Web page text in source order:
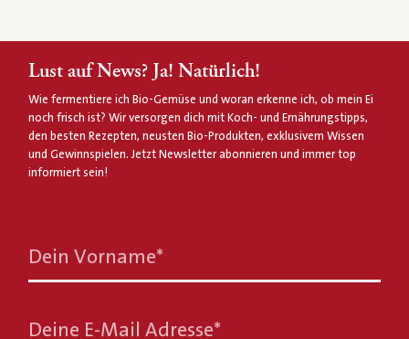
Lust auf News? Ja! Natürlich!
Wie fermentiere ich Bio-Gemüse und woran erkenne ich, ob mein Ei
noch frisch ist? Wir versorgen dich mit Koch- und Ernährungstipps,
den besten Rezepten, neusten Bio-Produkten, exklusivem Wissen
und Gewinnspielen. Jetzt Newsletter abonnieren und immer top
informiert sein!
Dein Vorname*
Deine E-Mail Adresse*